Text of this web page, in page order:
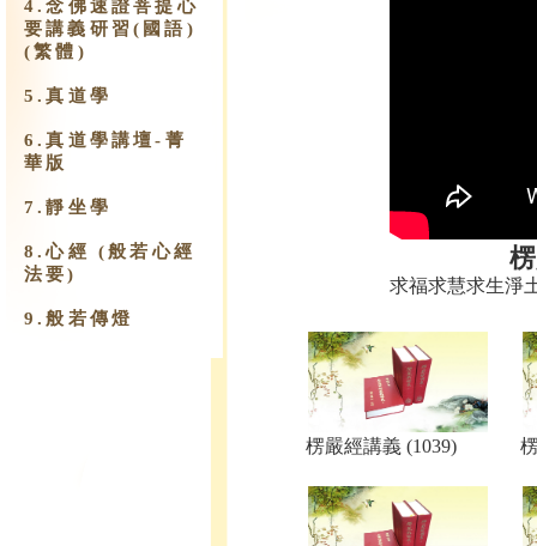
4.念佛速證菩提心
要講義研習(國語)
(繁體)
5.真道學
6.真道學講壇-菁
華版
7.靜坐學
8.心經 (般若心經
法要)
9.​般若傳燈
求福求慧求生淨
楞嚴經講義 (1039)